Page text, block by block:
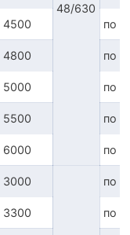
48/630
4500 по
4800 по
5000 по
5500 по
6000 по
3000 по
3300 по